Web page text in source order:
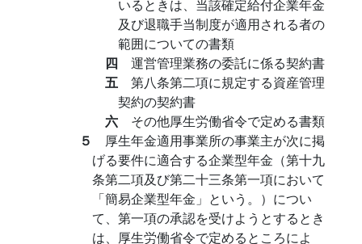
いるときは、当該確定給付企業年金
及び退職手当制度が適用される者の
範囲についての書類
四 運営管理業務の委託に係る契約書
五 第八条第二項に規定する資産管理
契約の契約書
六 その他厚生労働省令で定める書類
５ 厚生年金適用事業所の事業主が次に掲
げる要件に適合する企業型年金（第十九
条第二項及び第二十三条第一項において
「簡易企業型年金」という。）につい
て、第一項の承認を受けようとするとき
は、厚生労働省令で定めるところによ